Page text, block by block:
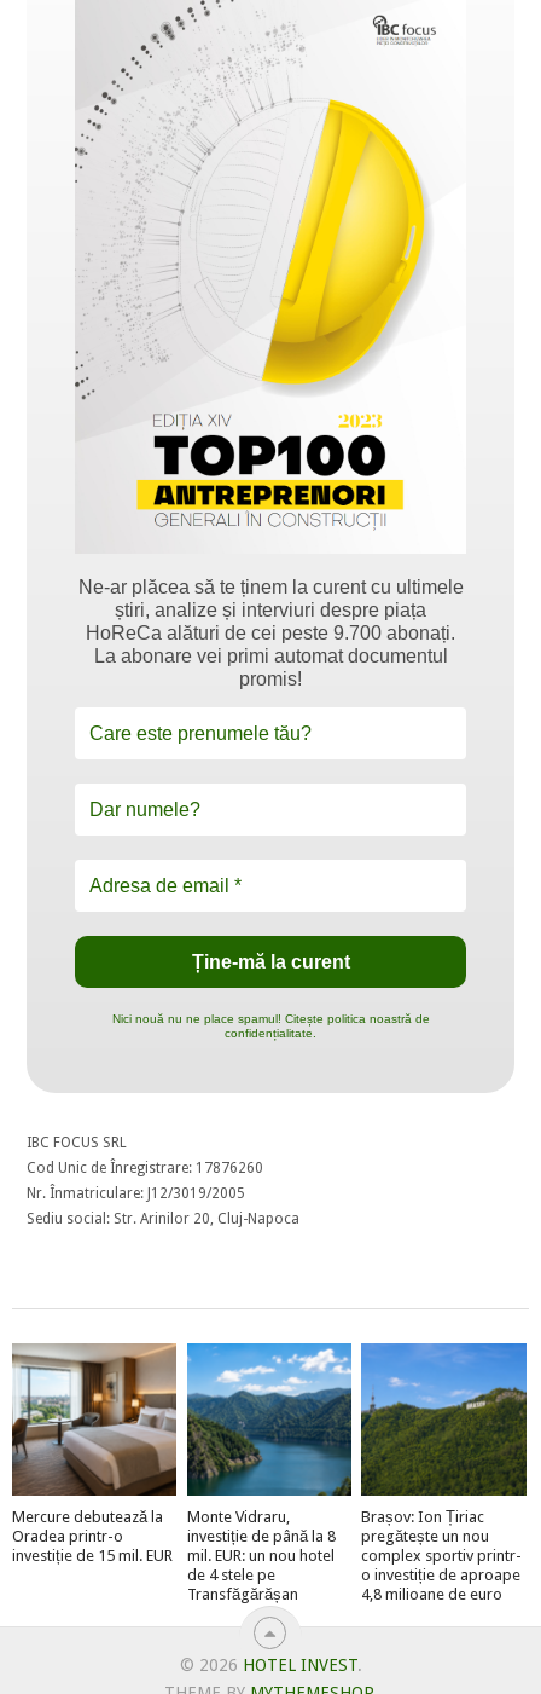
Ne-ar plăcea să te ținem la curent cu ultimele
știri, analize și interviuri despre piața
HoReCa alături de cei peste 9.700 abonați.
La abonare vei primi automat documentul
promis!
Nici nouă nu ne place spamul! Citește politica noastră de
confidențialitate.
IBC FOCUS SRL
Cod Unic de Înregistrare: 17876260
Nr. Înmatriculare: J12/3019/2005
Sediu social: Str. Arinilor 20, Cluj-Napoca
Mercure debutează la
Oradea printr-o
investiție de 15 mil. EUR
Monte Vidraru,
investiție de până la 8
mil. EUR: un nou hotel
de 4 stele pe
Transfăgărășan
Brașov: Ion Țiriac
pregătește un nou
complex sportiv printr-
o investiție de aproape
4,8 milioane de euro
© 2026 HOTEL INVEST.